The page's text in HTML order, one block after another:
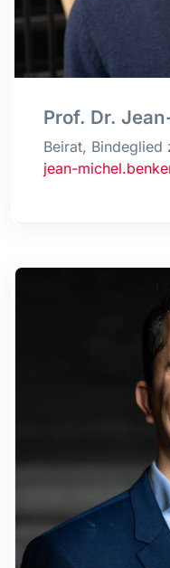
Prof. Dr.
Beirat, Bindeglied
jean-